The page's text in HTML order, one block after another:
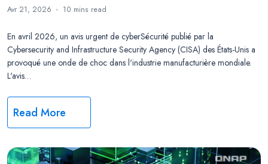
Avr 21, 2026 10 mins read
En avril 2026, un avis urgent de cyberSécurité publié par la
Cybersecurity and Infrastructure Security Agency (CISA) des États-Unis a
provoqué une onde de choc dans l'industrie manufacturière mondiale.
L'avis…
Read More